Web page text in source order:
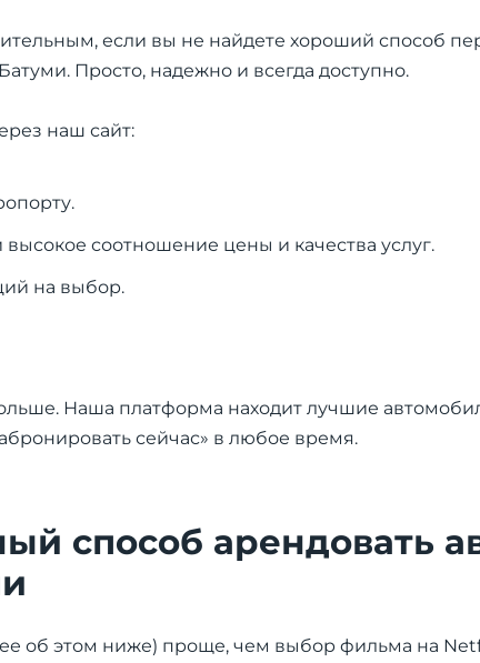
если вы не найдете хороший способ
Просто, надежно и всегда доступно.
наш сайт:
соотношение цены и качества услуг.
на выбор.
Наша платформа находит лучшие
сейчас» в любое время.
способ арендовать
об этом ниже) проще, чем выбор фильма на